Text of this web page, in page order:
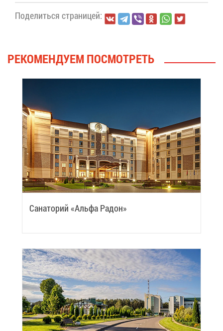
По­де­лить­ся стра­ни­цей:
РЕ­КО­МЕН­ДУ­ЕМ ПО­СМОТ­РЕТЬ
Са­на­то­рий «Аль­фа Ра­дон»